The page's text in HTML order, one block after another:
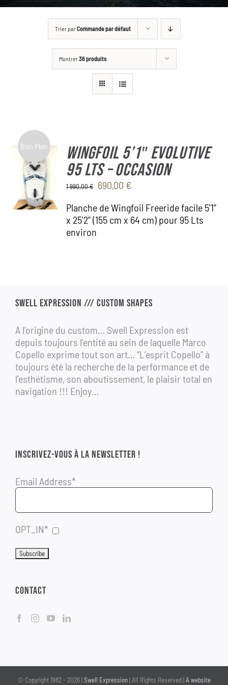
CONTACT
Trier parCommande par défaut
Montrer36 produits
Bon Plan
WINGFOIL 5’1″ Evolutive
95 Lts – OCCASION
1 990,00€
Le
initial
était :
690,00 €
actuel
est :
Planche de Wingfoil Freeride facile 5'1"
x 25'2" (155 cm x 64 cm) pour 95 Lts
environ
SWELL EXPRESSION /// CUSTOM SHAPES
A l’origine du custom… Swell Expression est
depuis toujours l’entité au sein de laquelle Marco
Copello exprime tout son art… “L’esprit Copello” à
toujours été la recherche de la performance et de
l’esthétisme, son aboutissement, le plaisir total en
navigation !!! Enjoy…
INSCRIVEZ-VOUS À LA NEWSLETTER !
Email Address*
OPT_IN*
CONTACT
© Copyright 1982 - 2026 | Swell Expression| All Rights Reserved | A website